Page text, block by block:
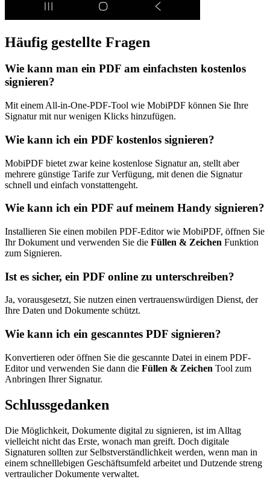
Häufig gestellte Fragen
Wie kann man ein PDF am einfachsten kostenlos
signieren?
Mit einem All-in-One-PDF-Tool wie MobiPDF können Sie Ihre
Signatur mit nur wenigen Klicks hinzufügen.
Wie kann ich ein PDF kostenlos signieren?
MobiPDF bietet zwar keine kostenlose Signatur an, stellt aber
mehrere günstige Tarife zur Verfügung, mit denen die Signatur
schnell und einfach vonstattengeht.
Wie kann ich ein PDF auf meinem Handy signieren?
Installieren Sie einen mobilen PDF-Editor wie MobiPDF, öffnen Sie
Ihr Dokument und verwenden Sie die Füllen & Zeichen Funktion
zum Signieren.
Ist es sicher, ein PDF online zu unterschreiben?
Ja, vorausgesetzt, Sie nutzen einen vertrauenswürdigen Dienst, der
Ihre Daten und Dokumente schützt.
Wie kann ich ein gescanntes PDF signieren?
Konvertieren oder öffnen Sie die gescannte Datei in einem PDF-
Editor und verwenden Sie dann die Füllen & Zeichen Tool zum
Anbringen Ihrer Signatur.
Schlussgedanken
Die Möglichkeit, Dokumente digital zu signieren, ist im Alltag
vielleicht nicht das Erste, wonach man greift. Doch digitale
Signaturen sollten zur Selbstverständlichkeit werden, wenn man in
einem schnelllebigen Geschäftsumfeld arbeitet und Dutzende streng
vertraulicher Dokumente verwaltet.